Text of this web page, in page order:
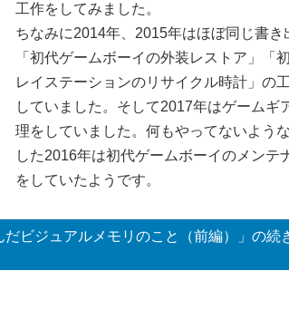
工作をしてみました。
ちなみに2014年、2015年はほぼ同じ書き
「初代ゲームボーイの外装レストア」「
レイステーションのリサイクル時計」の
していました。そして2017年はゲームギ
理をしていました。何もやってないよう
した2016年は初代ゲームボーイのメンテ
をしていたようです。
だビジュアルメモリのこと（前編）」の続